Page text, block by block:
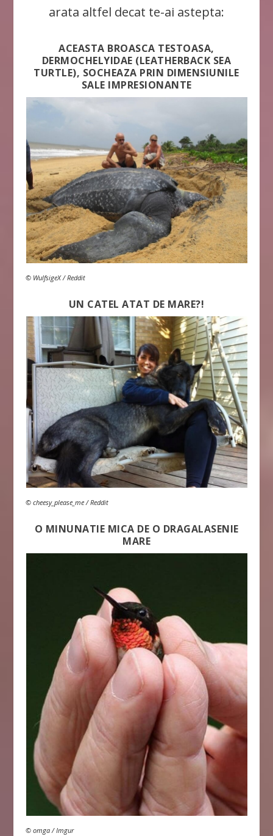
arata altfel decat te-ai astepta:
ACEASTA BROASCA TESTOASA,
DERMOCHELYIDAE (LEATHERBACK SEA
TURTLE), SOCHEAZA PRIN DIMENSIUNILE
SALE IMPRESIONANTE
© WulfsigeX / Reddit
UN CATEL ATAT DE MARE?!
© cheesy_please_me / Reddit
O MINUNATIE MICA DE O DRAGALASENIE
MARE
© omga / Imgur